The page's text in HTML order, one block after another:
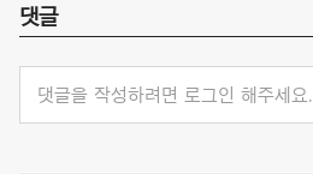
댓글
댓글을 작성하려면 로그인 해주세요.